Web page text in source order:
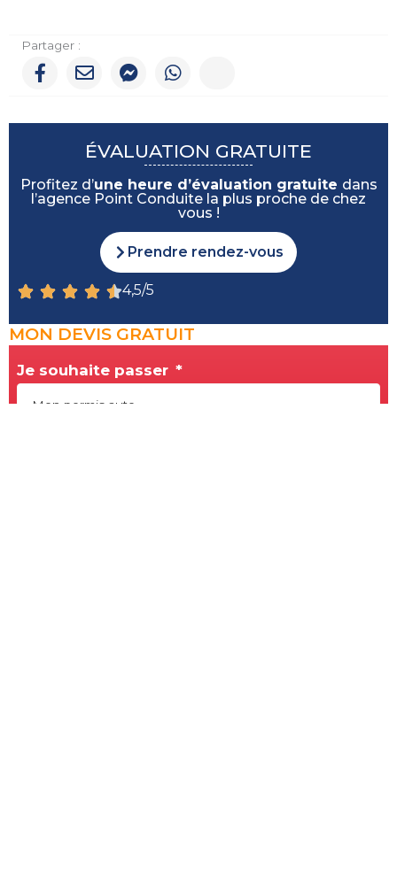
Partager :
ÉVALUATION GRATUITE
Profitez d’une heure d’évaluation gratuite dans
l’agence Point Conduite la plus proche de chez
vous !
Prendre rendez-vous
4,5/5
MON DEVIS GRATUIT
Je souhaite passer